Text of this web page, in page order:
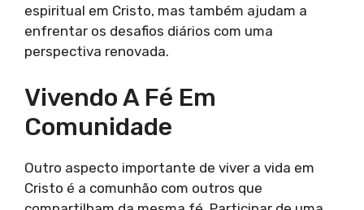
espiritual em Cristo, mas também ajudam a
enfrentar os desafios diários com uma
perspectiva renovada.
Vivendo A Fé Em
Comunidade
Outro aspecto importante de viver a vida em
Cristo é a comunhão com outros que